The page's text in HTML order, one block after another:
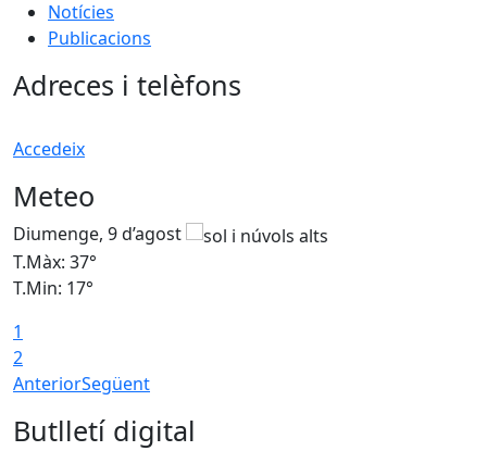
Notícies
Publicacions
Adreces i telèfons
Accedeix
Meteo
Diumenge, 9 d’agost
T.Màx: 37°
T.Min: 17°
1
2
AnteriorSegüent
Butlletí digital